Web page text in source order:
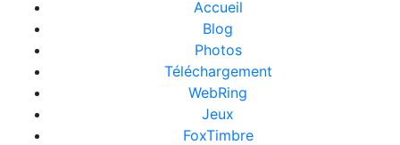
Accueil
Blog
Photos
Téléchargement
WebRing
Jeux
FoxTimbre